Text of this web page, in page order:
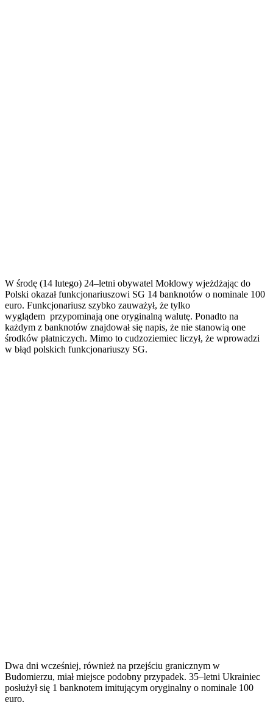
W środę (14 lutego) 24–letni obywatel Mołdowy wjeżdżając do
Polski okazał funkcjonariuszowi SG 14 banknotów o nominale 100
euro. Funkcjonariusz szybko zauważył, że tylko
wyglądem przypominają one oryginalną walutę. Ponadto na
każdym z banknotów znajdował się napis, że nie stanowią one
środków płatniczych. Mimo to cudzoziemiec liczył, że wprowadzi
w błąd polskich funkcjonariuszy SG.
Dwa dni wcześniej, również na przejściu granicznym w
Budomierzu, miał miejsce podobny przypadek. 35–letni Ukrainiec
posłużył się 1 banknotem imitującym oryginalny o nominale 100
euro.